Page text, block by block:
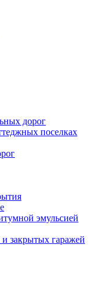
дорог
поселках
эмульсией
закрытых гаражей